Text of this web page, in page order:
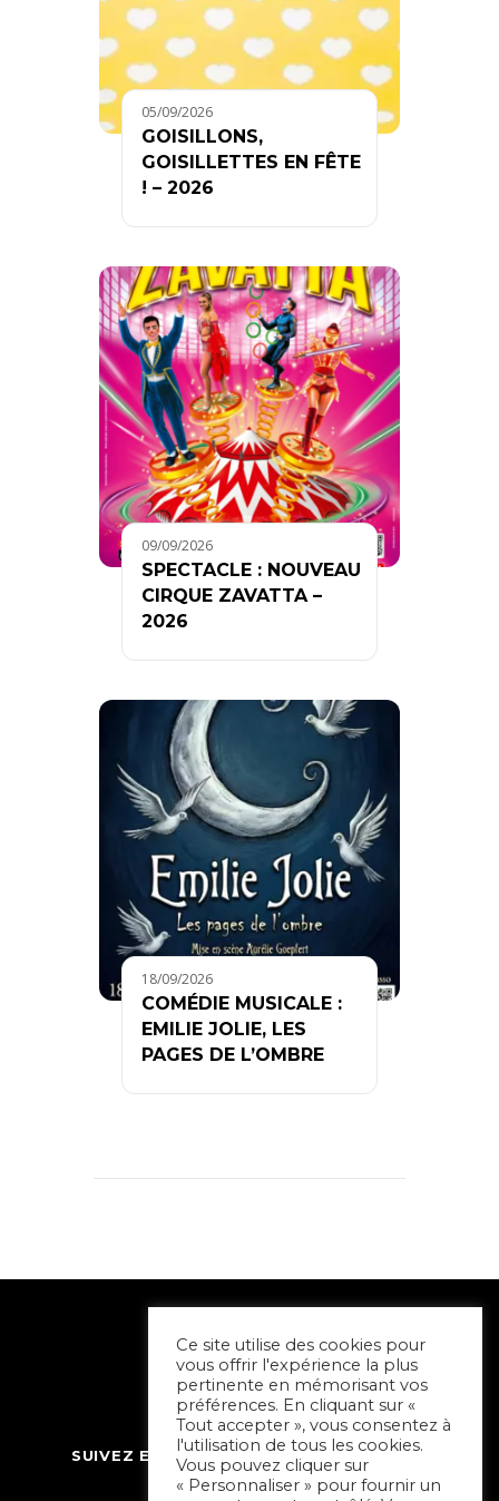
05/09/2026
GOISILLONS,
GOISILLETTES EN FÊTE
! – 2026
09/09/2026
SPECTACLE : NOUVEAU
CIRQUE ZAVATTA –
2026
18/09/2026
COMÉDIE MUSICALE :
EMILIE JOLIE, LES
PAGES DE L’OMBRE
SUIVEZ ET CONTACTEZ SORTIR À NIORT
Ce site utilise des cookies pour
vous offrir l'expérience la plus
pertinente en mémorisant vos
préférences. En cliquant sur «
Tout accepter », vous consentez à
l'utilisation de tous les cookies.
Vous pouvez cliquer sur
« Personnaliser » pour fournir un